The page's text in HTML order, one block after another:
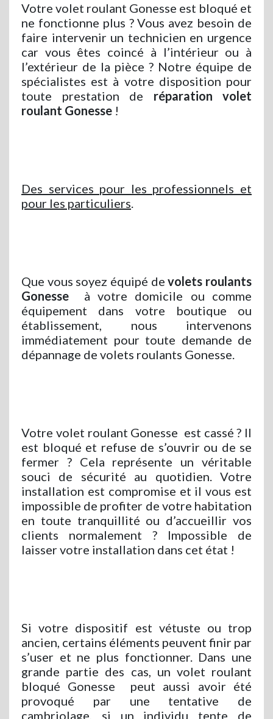
Votre volet roulant Gonesse est bloqué et
ne fonctionne plus ? Vous avez besoin de
faire intervenir un technicien en urgence
car vous êtes coincé à l’intérieur ou à
l’extérieur de la pièce ? Notre équipe de
spécialistes est à votre disposition pour
toute prestation de réparation volet
roulant Gonesse !
Des services pour les professionnels et
pour les particuliers.
Que vous soyez équipé devolets roulants
Gonesse
à votre domicile ou comme
équipement dans votre boutique ou
établissement, nous intervenons
immédiatement pour toute demande de
dépannage de volets roulants Gonesse.
Votre volet roulant Gonesse est cassé ? Il
est bloqué et refuse de s’ouvrir ou de se
fermer ? Cela représente un véritable
souci de sécurité au quotidien. Votre
installation est compromise et il vous est
impossible de profiter de votre habitation
en toute tranquillité ou d’accueillir vos
clients normalement ? Impossible de
laisser votre installation dans cet état !
Si votre dispositif est vétuste ou trop
ancien, certains éléments peuvent finir par
s’user et ne plus fonctionner. Dans une
grande partie des cas, un volet roulant
bloqué Gonesse
peut aussi avoir été
provoqué par une tentative de
cambriolage, si un individu tente de